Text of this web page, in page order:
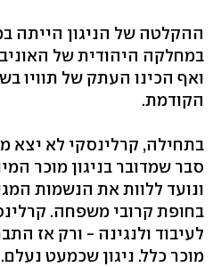
ההקלטה של הניגון הייתה
במחלקה היהודית של
הקודמת.
בתחילה, קרלינסקי לא יצא
סבר שמדובר בניגון מוכר
ונועד ללוות את הנשמות
בחופת קרובי משפחה.
לעיבוד ולנגינה - ורק אז
מוכר כלל. ניגון שכמעט נעלם.